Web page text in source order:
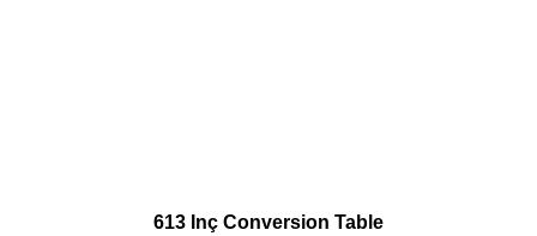
613 Inç Conversion Table